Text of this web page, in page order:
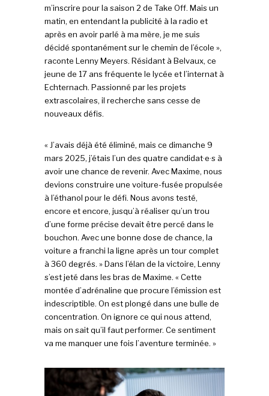
m’inscrire pour la saison 2 de Take Off. Mais un
matin, en entendant la publicité à la radio et
après en avoir parlé à ma mère, je me suis
décidé spontanément sur le chemin de l’école »,
raconte Lenny Meyers. Résidant à Belvaux, ce
jeune de 17 ans fréquente le lycée et l’internat à
Echternach. Passionné par les projets
extrascolaires, il recherche sans cesse de
nouveaux défis.
« J’avais déjà été éliminé, mais ce dimanche 9
mars 2025, j’étais l’un des quatre candidat·e·s à
avoir une chance de revenir. Avec Maxime, nous
devions construire une voiture-fusée propulsée
à l’éthanol pour le défi. Nous avons testé,
encore et encore, jusqu’à réaliser qu’un trou
d’une forme précise devait être percé dans le
bouchon. Avec une bonne dose de chance, la
voiture a franchi la ligne après un tour complet
à 360 degrés. » Dans l’élan de la victoire, Lenny
s’est jeté dans les bras de Maxime. « Cette
montée d’adrénaline que procure l’émission est
indescriptible. On est plongé dans une bulle de
concentration. On ignore ce qui nous attend,
mais on sait qu’il faut performer. Ce sentiment
va me manquer une fois l’aventure terminée. »